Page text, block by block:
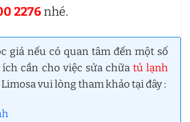
2276nhé.
giả nếu có quan tâm đến một số
cần cho việc sửa chữa tủ lạnh
vui lòng tham khảo tại đây :